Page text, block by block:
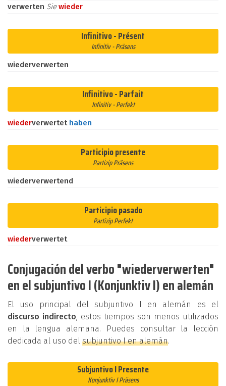
verwerten Siewieder
Infinitivo - Présent
Infinitiv - Präsens
wiederverwerten
Infinitivo - Parfait
Infinitiv - Perfekt
wiederverwertet haben
Participio presente
Partizip Präsens
wiederverwertend
Participio pasado
Partizip Perfekt
wiederverwertet
Conjugación del verbo "wiederverwerten"
en el subjuntivo I (Konjunktiv I) en alemán
El uso principal del subjuntivo I en alemán es el
discurso indirecto, estos tiempos son menos utilizados
en la lengua alemana. Puedes consultar la lección
dedicada al uso del subjuntivo I en alemán.
Subjuntivo I Presente
Konjunktiv I Präsens